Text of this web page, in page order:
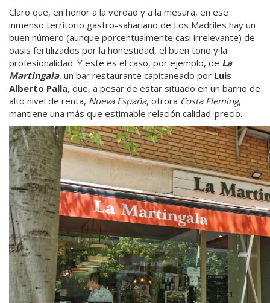
Claro que, en honor a la verdad y a la mesura, en ese
inmenso territorio gastro-sahariano de Los Madriles hay un
buen número (aunque porcentualmente casi irrelevante) de
oasis fertilizados por la honestidad, el buen tono y la
profesionalidad. Y este es el caso, por ejemplo, de La
Martingala, un bar restaurante capitaneado por Luis
Alberto Palla, que, a pesar de estar situado en un barrio de
alto nivel de renta, Nueva España, otrora Costa Fleming,
mantiene una más que estimable relación calidad-precio.